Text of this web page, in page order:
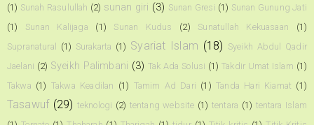
(1) Sunah Rasulullah (2) sunan giri (3) Sunan Gresi (1) Sunan Gunung Jati
(1)
Sunan Kalijaga (1) Sunan Kudus (2) Sunatullah Kekuasaan
(1)
Supranatural
(1) Surakarta (1) Syariat Islam (18) Syeikh Abdul Qadir
Jaelani (2) Syeikh Palimbani (3) Tak Ada Solusi (1) Takdir Umat Islam (1)
Takwa (1) Takwa Keadilan (1) Tamim Ad Dari (1) Tanda Hari Kiamat (1)
Tasawuf (29) teknologi (2) tentang website (1) tentara (1) tentara Islam